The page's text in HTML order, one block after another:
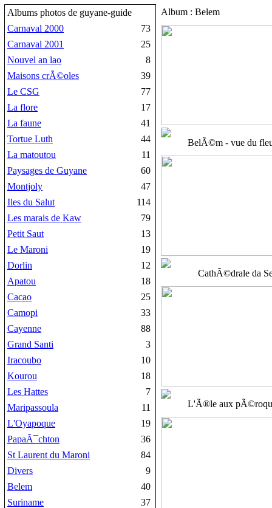
Albums photos de guyane-guide
Carnaval 2000
73
Carnaval 2001
25
Nouvel an lao
8
Maisons crÃ©oles
39
Le CSG
77
La flore
17
La faune
41
Tortue Luth
44
La matoutou
11
Paysages de Guyane
60
Montjoly
47
Iles du Salut
114
Les marais de Kaw
79
Petit Saut
13
Le Maroni
19
Dorlin
12
Apatou
18
Cacao
25
Camopi
33
Cayenne
88
Grand Santi
3
Iracoubo
10
Kourou
18
Les Hattes
7
Maripassoula
11
L'Oyapoque
19
PapaÃ¯chton
36
St Laurent du Maroni
84
Divers
9
Belem
40
Suriname
37
Album : Belem
BelÃ©m - vue du
CathÃ©drale da
L'Ã®le aux